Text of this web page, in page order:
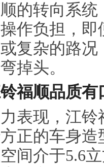
的转向系
作负担，
复杂的路
掉头。
福顺品质有
表现，江
正的车身
间介于5.6